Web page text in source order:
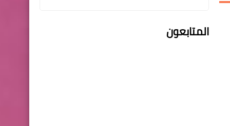
هطول زخات من الامطارالمتابعون